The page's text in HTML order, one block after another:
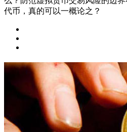
代币，真的可以一概论之？